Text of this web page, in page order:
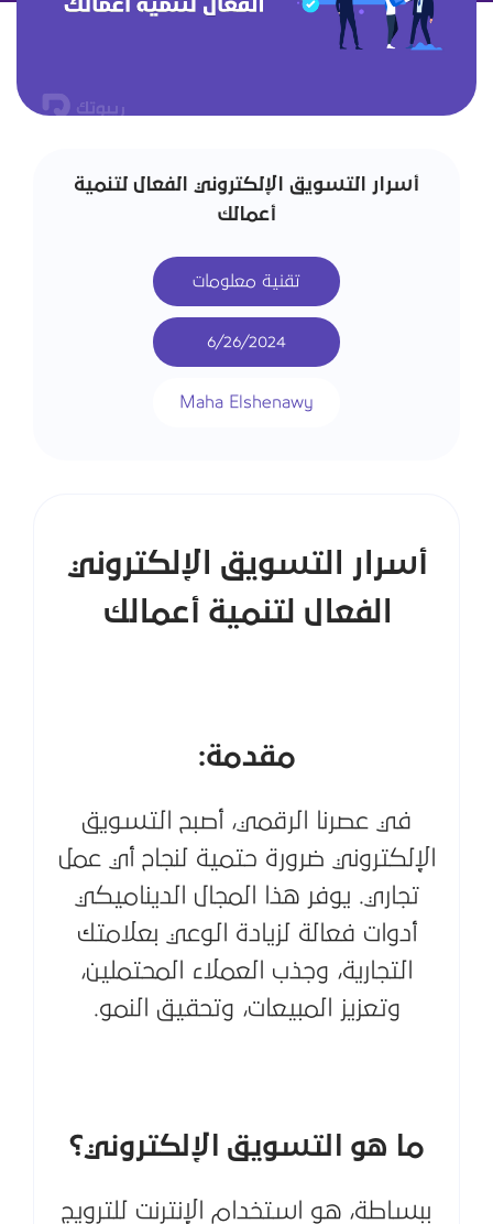
أسرار التسويق الإلكتروني الفعال لتنمية
أعمالك
تقنية معلومات
6/26/2024
Maha Elshenawy
أسرار التسويق الإلكتروني
الفعال لتنمية أعمالك
مقدمة:
في عصرنا الرقمي، أصبح التسويق
الإلكتروني ضرورة حتمية لنجاح أي عمل
تجاري. يوفر هذا المجال الديناميكي
أدوات فعالة لزيادة الوعي بعلامتك
التجارية، وجذب العملاء المحتملين،
وتعزيز المبيعات، وتحقيق النمو.
ما هو التسويق الإلكتروني؟
ببساطة، هو استخدام الإنترنت للترويج